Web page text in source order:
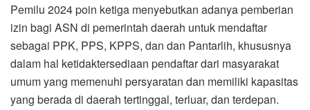
Pemilu 2024 poin ketiga menyebutkan adanya pemberian
izin bagi ASN di pemerintah daerah untuk mendaftar
sebagai PPK, PPS, KPPS, dan dan Pantarlih, khususnya
dalam hal ketidaktersediaan pendaftar dari masyarakat
umum yang memenuhi persyaratan dan memiliki kapasitas
yang berada di daerah tertinggal, terluar, dan terdepan.